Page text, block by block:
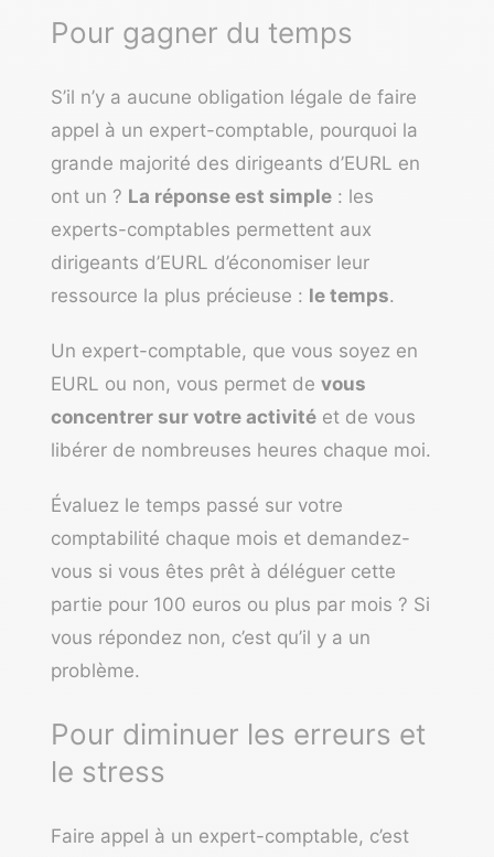
Pour gagner du temps
S’il n’y a aucune obligation légale de faire
appel à un expert-comptable, pourquoi la
grande majorité des dirigeants d’EURL en
ont un ? La réponse est simple : les
experts-comptables permettent aux
dirigeants d’EURL d’économiser leur
ressource la plus précieuse : le temps.
Un expert-comptable, que vous soyez en
EURL ou non, vous permet de vous
concentrer sur votre activité et de vous
libérer de nombreuses heures chaque moi.
Évaluez le temps passé sur votre
comptabilité chaque mois et demandez-
vous si vous êtes prêt à déléguer cette
partie pour 100 euros ou plus par mois ? Si
vous répondez non, c’est qu’il y a un
problème.
Pour diminuer les erreurs et
le stress
Faire appel à un expert-comptable, c’est